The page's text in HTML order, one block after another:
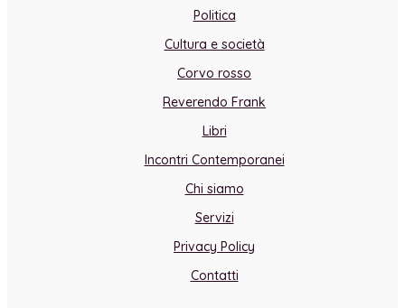
Politica
Cultura e società
Corvo rosso
Reverendo Frank
Libri
Incontri Contemporanei
Chi siamo
Servizi
Privacy Policy
Contatti